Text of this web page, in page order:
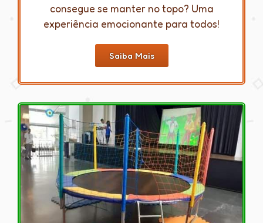
consegue se manter no topo? Uma
experiência emocionante para todos!
Saiba Mais